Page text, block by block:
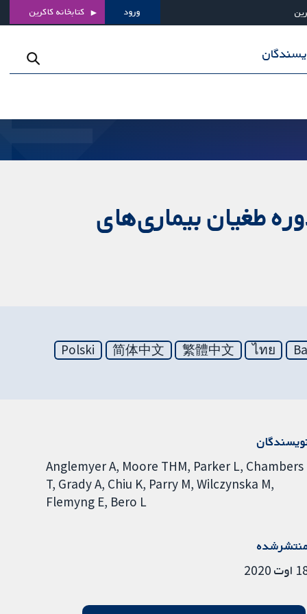
ورود کتابخانه کاکرین
طغیان بیماری‌های
ไทย
繁體中文
简体中文
Polski
Anglemyer A Moore THM Parker L Chambers
T Grady A Chiu K Parry M Wilczynska M
Flemyng E Bero L
2020